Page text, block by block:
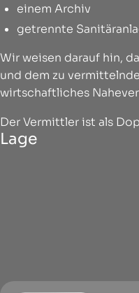
einem Archiv
getrennte
Wir weisen darauf hin,
und dem zu
wirtschaftliches
Der Vermittler ist als
Lage